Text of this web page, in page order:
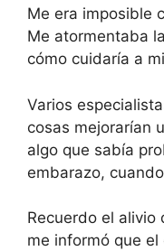
Me era imposible
Me atormentaba
cómo cuidaría a
Varios
cosas mejorarían
algo que sabía
embarazo,
Recuerdo el alivio
me informó que